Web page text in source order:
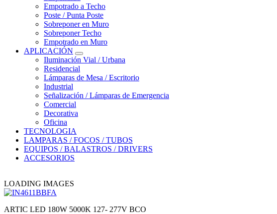
Empotrado a Techo
Poste / Punta Poste
Sobreponer en Muro
Sobreponer Techo
Empotrado en Muro
APLICACIÓN
Iluminación Vial / Urbana
Residencial
Lámparas de Mesa / Escritorio
Industrial
Señalización / Lámparas de Emergencia
Comercial
Decorativa
Oficina
TECNOLOGIA
LAMPARAS / FOCOS / TUBOS
EQUIPOS / BALASTROS / DRIVERS
ACCESORIOS
LOADING IMAGES
ARTIC LED 180W 5000K 127- 277V BCO